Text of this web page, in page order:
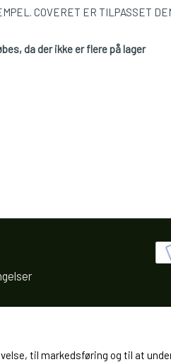
COVERET ER TILPASSET
da der ikke er flere på lager
til markedsføring og til at